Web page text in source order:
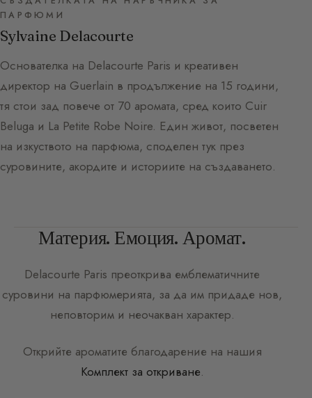
ПАРФЮМИ
Sylvaine Delacourte
Основателка на Delacourte Paris и креативен
директор на Guerlain в продължение на 15 години,
тя стои зад повече от 70 аромата, сред които Cuir
Beluga и La Petite Robe Noire. Един живот, посветен
на изкуството на парфюма, споделен тук през
суровините, акордите и историите на създаването.
Материя. Емоция. Аромат.
Delacourte Paris преоткрива емблематичните
суровини на парфюмерията, за да им придаде нов,
неповторим и неочакван характер.
Открийте ароматите благодарение на нашия
Комплект за откриване.